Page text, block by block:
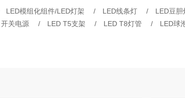
LED模组化组件/LED灯架 / LED线条灯 / LED豆胆
开关电源 / LED T5支架 / LED T8灯管 / LED球